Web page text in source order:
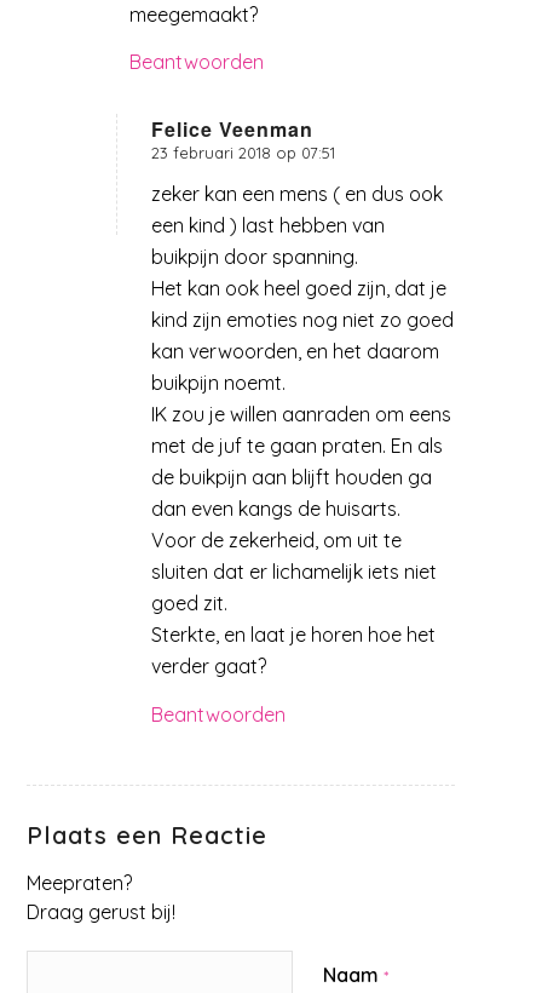
meegemaakt?
Beantwoorden
Felice Veenman
zegt:
23 februari 2018 op 07:51
zeker kan een mens ( en dus ook
een kind ) last hebben van
buikpijn door spanning.
Het kan ook heel goed zijn, dat je
kind zijn emoties nog niet zo goed
kan verwoorden, en het daarom
buikpijn noemt.
IK zou je willen aanraden om eens
met de juf te gaan praten. En als
de buikpijn aan blijft houden ga
dan even kangs de huisarts.
Voor de zekerheid, om uit te
sluiten dat er lichamelijk iets niet
goed zit.
Sterkte, en laat je horen hoe het
verder gaat?
Beantwoorden
Plaats een Reactie
Meepraten?
Draag gerust bij!
Naam*